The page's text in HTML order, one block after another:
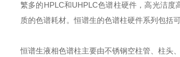
繁多的HPLC和UHPLC色谱柱硬件，高光洁
质的色谱耗材。恒谱生的色谱柱硬件系列包括
恒谱生液相色谱柱主要由不锈钢空柱管、柱头